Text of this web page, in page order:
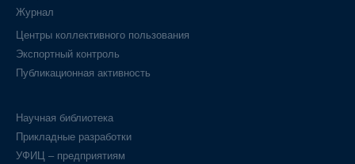
Журнал
Центры коллективного пользования
Экспортный контроль
Публикационная активность
Научная библиотека
Прикладные разработки
УФИЦ – предприятиям